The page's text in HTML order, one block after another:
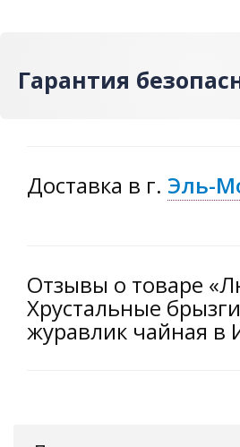
Гарантия
Доставка в г. Эль-
Отзывы о товаре
Хрустальные
журавлик чайная в